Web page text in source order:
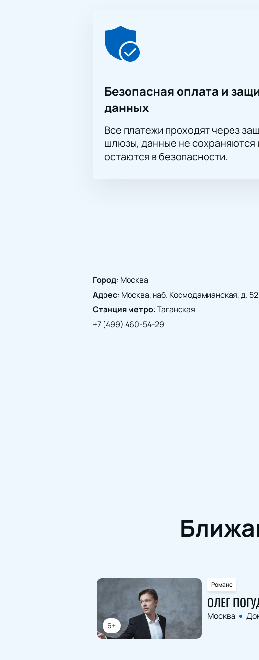
Безопасная оплата и
данных
Все платежи проходят через
шлюзы, данные не сохраняются
остаются в безопасности.
Город: Москва
Адрес: Москва, наб. Космодамианская, д.
Станция метро:Таганская
+7 (499) 460-54-29
6+
Романс
ОЛЕГ
Москва